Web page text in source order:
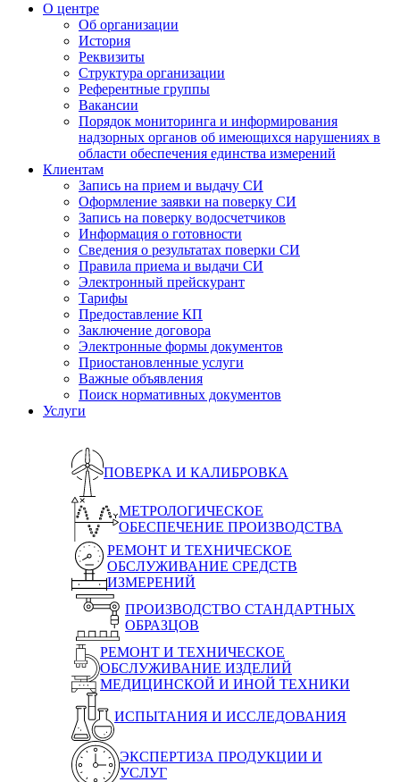
О центре
Об организации
История
Реквизиты
Структура организации
Референтные группы
Вакансии
Порядок мониторинга и информирования
надзорных органов об имеющихся нарушениях в
области обеспечения единства измерений
Клиентам
Запись на прием и выдачу СИ
Оформление заявки на поверку СИ
Запись на поверку водосчетчиков
Информация о готовности
Сведения о результатах поверки СИ
Правила приема и выдачи СИ
Электронный прейскурант
Тарифы
Предоставление КП
Заключение договора
Электронные формы документов
Приостановленные услуги
Важные объявления
Поиск нормативных документов
Услуги
ПОВЕРКА И КАЛИБРОВКА
МЕТРОЛОГИЧЕСКОЕ
ОБЕСПЕЧЕНИЕ ПРОИЗВОДСТВА
РЕМОНТ И ТЕХНИЧЕСКОЕ
ОБСЛУЖИВАНИЕ СРЕДСТВ
ИЗМЕРЕНИЙ
ПРОИЗВОДСТВО СТАНДАРТНЫХ
ОБРАЗЦОВ
РЕМОНТ И ТЕХНИЧЕСКОЕ
ОБСЛУЖИВАНИЕ ИЗДЕЛИЙ
МЕДИЦИНСКОЙ И ИНОЙ ТЕХНИКИ
ИСПЫТАНИЯ И ИССЛЕДОВАНИЯ
ЭКСПЕРТИЗА ПРОДУКЦИИ И
УСЛУГ